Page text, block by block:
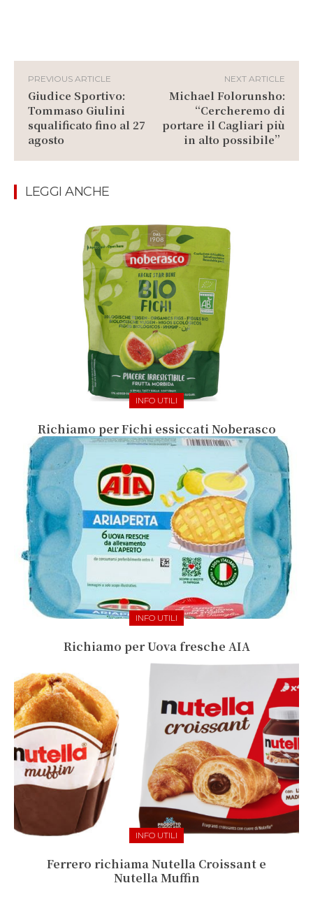
PREVIOUS ARTICLE
Giudice Sportivo:
Tommaso Giulini
squalificato fino al 27
agosto
NEXT ARTICLE
Michael Folorunsho:
“Cercheremo di
portare il Cagliari più
in alto possibile”
LEGGI ANCHE
INFO UTILI
Richiamo per Fichi essiccati Noberasco
INFO UTILI
Richiamo per Uova fresche AIA
INFO UTILI
Ferrero richiama Nutella Croissant e
Nutella Muffin